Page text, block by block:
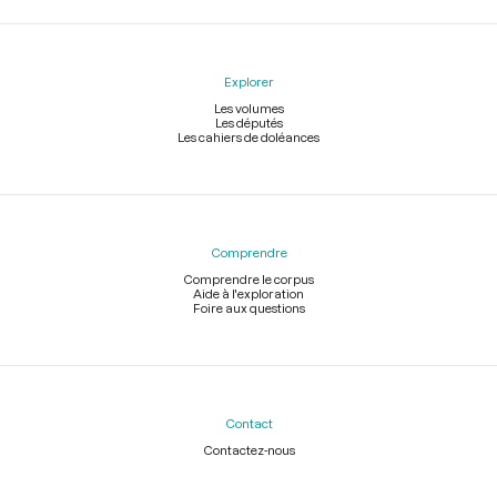
Explorer
Les volumes
Les députés
Les cahiers de doléances
Comprendre
Comprendre le corpus
Aide à l'exploration
Foire aux questions
Contact
Contactez-nous